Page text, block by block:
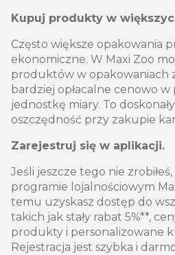
Kupuj produkty w
Często większe opakowania
ekonomiczne. W Maxi Zoo
produktów w opakowaniach
bardziej opłacalne cenowo
jednostkę miary. To
oszczędność przy zakupie
Zarejestruj się w aplikacji.
Jeśli jeszcze tego nie
programie lojalnościowym
temu uzyskasz dostęp do
takich jak stały rabat 5%**,
produkty i personalizowane
Rejestracja jest szybka i